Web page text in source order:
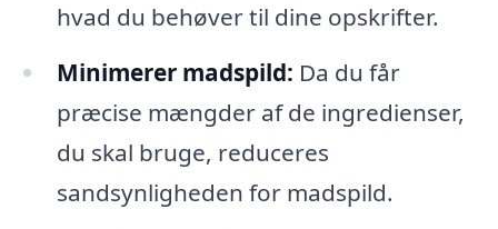
hvad du behøver til dine opskrifter.
Minimerer madspild: Da du får
præcise mængder af de ingredienser,
du skal bruge, reduceres
sandsynligheden for madspild.